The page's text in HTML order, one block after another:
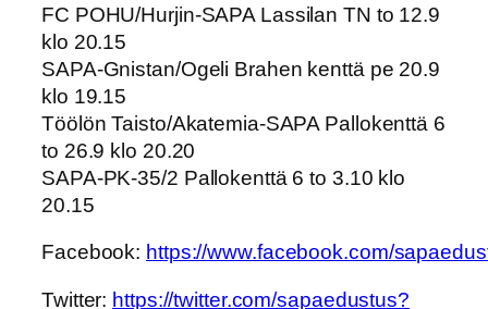
FC POHU/Hurjin-SAPA Lassilan TN to 12.9
klo 20.15
SAPA-Gnistan/Ogeli Brahen kenttä pe 20.9
klo 19.15
Töölön Taisto/Akatemia-SAPA Pallokenttä 6
to 26.9 klo 20.20
SAPA-PK-35/2 Pallokenttä 6 to 3.10 klo
20.15
Facebook: https://www.facebook.com/
Twitter: https://twitter.com/sapaedustus?